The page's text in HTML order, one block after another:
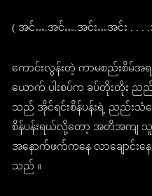
( အင်….အင်….အင်း…အင်း . . . .
ကောင်းလွန်းတဲ့ ကာမစည်းစိမ်အ
ယောက် ပါးစပ်က ခပ်တိုးတိုး ညည်
သည် အိုင်ရင်းစိန်ပန်းရဲ့ ညည်း
စိန်ပန်းရယ်လို့တော့ အတိအကျ
အနောက်ဖက်ကနေ လာချော
သည် ။